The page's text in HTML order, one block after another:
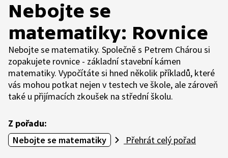
Nebojte se
matematiky: Rovnice
Nebojte se matematiky. Společně s Petrem Chárou si
zopakujete rovnice - základní stavební kámen
matematiky. Vypočítáte si hned několik příkladů, které
vás mohou potkat nejen v testech ve škole, ale zároveň
také u přijímacích zkoušek na střední školu.
Z pořadu:
Nebojte se matematiky
Přehrát celý pořad